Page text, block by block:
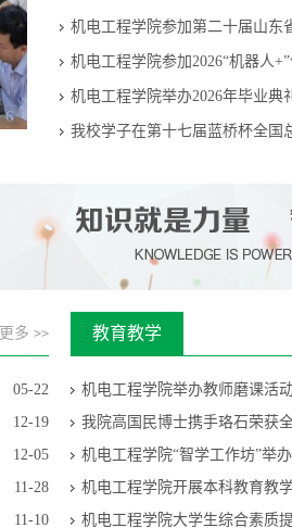
6
机电工程学院参加第二十届山东
机电工程学院参加2026“机器人
机电工程学院举办2026年毕业典
我校学子在第十七届蓝桥杯全国
更多 >>
05-22
12-19
12-05
11-28
11-10
教育教学
机电工程学院举办教师磨课活
我院高国民博士携手珞石荣获
机电工程学院“智学工作坊”举
机电工程学院开展本科教育教
机电工程学院大学生综合素质